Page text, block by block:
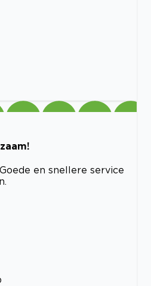
en snellere service